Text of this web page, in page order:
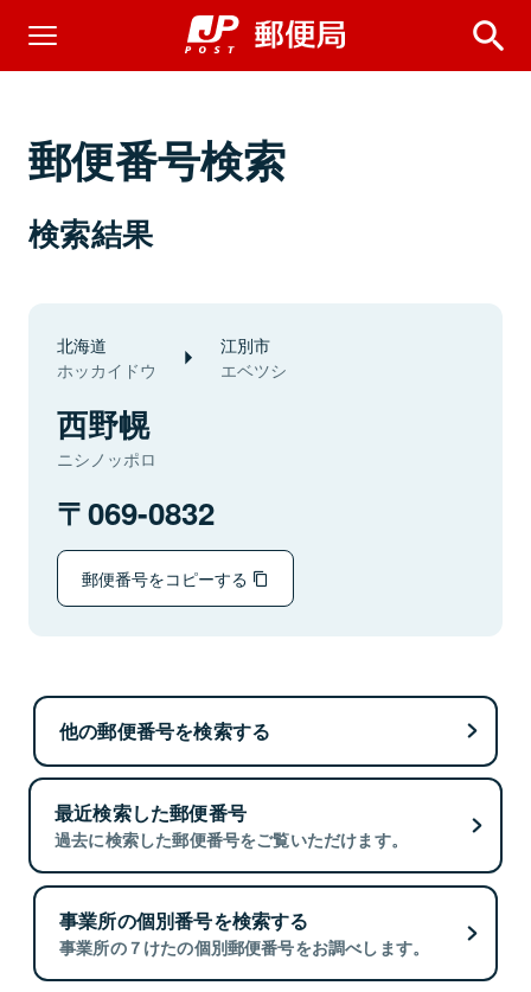
郵便番号検索
検索結果
北海道
ホッカイドウ
江別市
エベツシ
西野幌
ニシノッポロ
069-0832
郵便番号をコピーする
他の郵便番号を検索する
最近検索した郵便番号
過去に検索した郵便番号をご覧いただけます。
事業所の個別番号を検索する
事業所の７けたの個別郵便番号をお調べします。